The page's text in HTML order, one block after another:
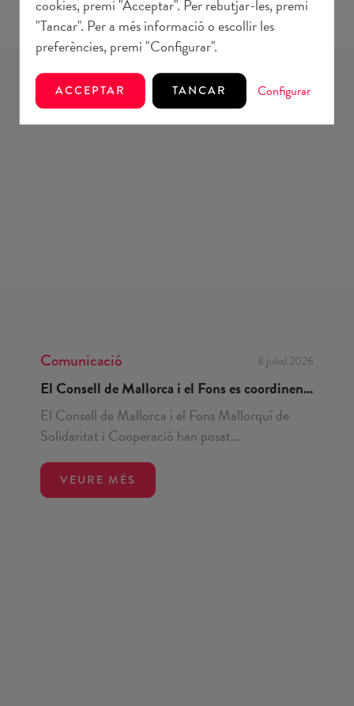
NOTÍCIES
Comunicació 8 juliol 2026
El Consell de Mallorca i el Fons es coordinen...
El Consell de Mallorca i el Fons Mallorquí de
Solidaritat i Cooperació han posat...
VEURE MÉS
cookies, premi "Acceptar". Per rebutjar-les, premi
"Tancar". Per a més informació o escollir les
preferències, premi "Configurar".
ACCEPTAR TANCAR Configurar